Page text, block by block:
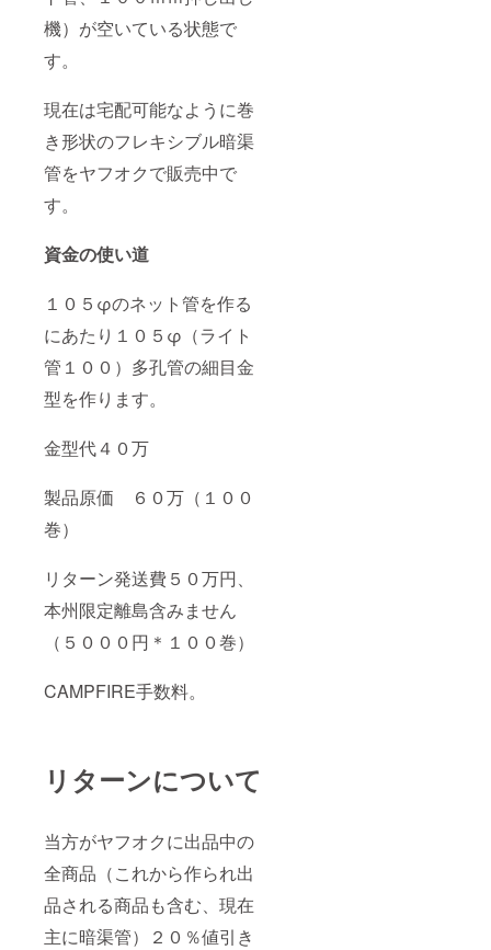
機）が空いている状態で
す。
現在は宅配可能なように巻
き形状のフレキシブル暗渠
管をヤフオクで販売中で
す。
資金の使い道
１０５φのネット管を作る
にあたり１０５φ（ライト
管１００）多孔管の細目金
型を作ります。
金型代４０万
製品原価 ６０万（１００
巻）
リターン発送費５０万円、
本州限定離島含みません
（５０００円＊１００巻）
CAMPFIRE手数料。
リターンについて
当方がヤフオクに出品中の
全商品（これから作られ出
品される商品も含む、現在
主に暗渠管）２０％値引き